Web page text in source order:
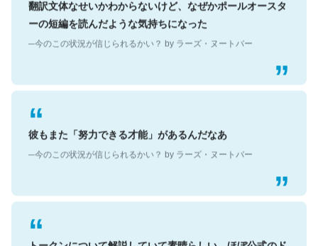
ーの短編を読んだような気持ちになった
─今のこの状況が信じられるかい？ by ラーズ・ヌートバー
彼もまた「努力できる才能」があるんだなあ
─今のこの状況が信じられるかい？ by ラーズ・ヌートバー
トークンについて解説していて素晴らしい。ほぼ公式のド